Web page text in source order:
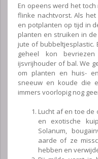
En opeens werd het
flinke nachtvorst. Als
en potplanten op tijd in
planten en struiken in
jute of bubbeltjesplastic.
geheel kon
ijsvrijhouder of bal. We
om planten en huis-
sneeuw en koude die
immers voorlopig nog
Lucht af en toe
en exotische
Solanum,
aarde of ze
hebben en